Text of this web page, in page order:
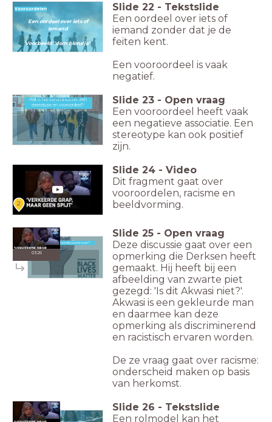
Vooroordelen
Een oordeel over iets of
iemand
Voorbeeld: 'dom blondje'
Slide 22 - Tekstslide
Een oordeel over iets of
iemand zonder dat je de
feiten kent.
Een vooroordeel is vaak
negatief.
Wat is het verschil tussen een stereotype en vooroordeel?
Wat is het verschil tussen een
stereotype en vooroordeel?
Slide 23 - Open vraag
Een vooroordeel heeft vaak
een negatieve associatie. Een
stereotype kan ook positief
zijn.
2
Slide 24 - Video
Dit fragment gaat over
vooroordelen, racisme en
beeldvorming.
03:26
Waar gaat deze discussie over?
Waar gaat deze discussie over?
Slide 25 - Open vraag
Deze discussie gaat over een
opmerking die Derksen heeft
gemaakt. Hij heeft bij een
afbeelding van zwarte piet
gezegd: 'Is dit Akwasi niet?'.
Akwasi is een gekleurde man
en daarmee kan deze
opmerking als discriminerend
en racistisch ervaren worden.
De ze vraag gaat over racisme:
onderscheid maken op basis
van herkomst.
Racisme
Slide 26 - Tekstslide
Een rolmodel kan het